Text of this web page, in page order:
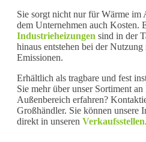
Sie sorgt nicht nur für Wärme im
dem Unternehmen auch Kosten.
Industrieheizungen sind in der
hinaus entstehen bei der
Emissionen.
Erhältlich als tragbare und fest
Sie mehr über unser Sortiment
Außenbereich erfahren?
Großhändler. Sie können unsere
direkt in unseren Verkaufsstellen.